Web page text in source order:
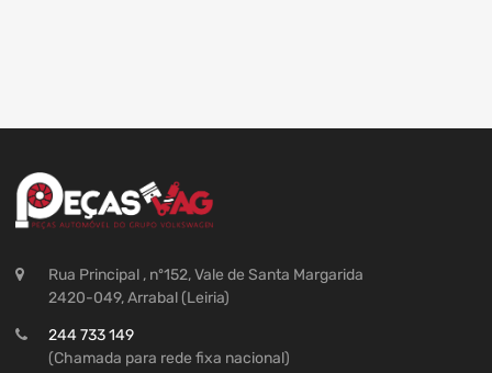
Rua Principal , nº152, Vale de Santa Margarida
2420-049, Arrabal (Leiria)
244 733 149
(Chamada para rede fixa nacional)